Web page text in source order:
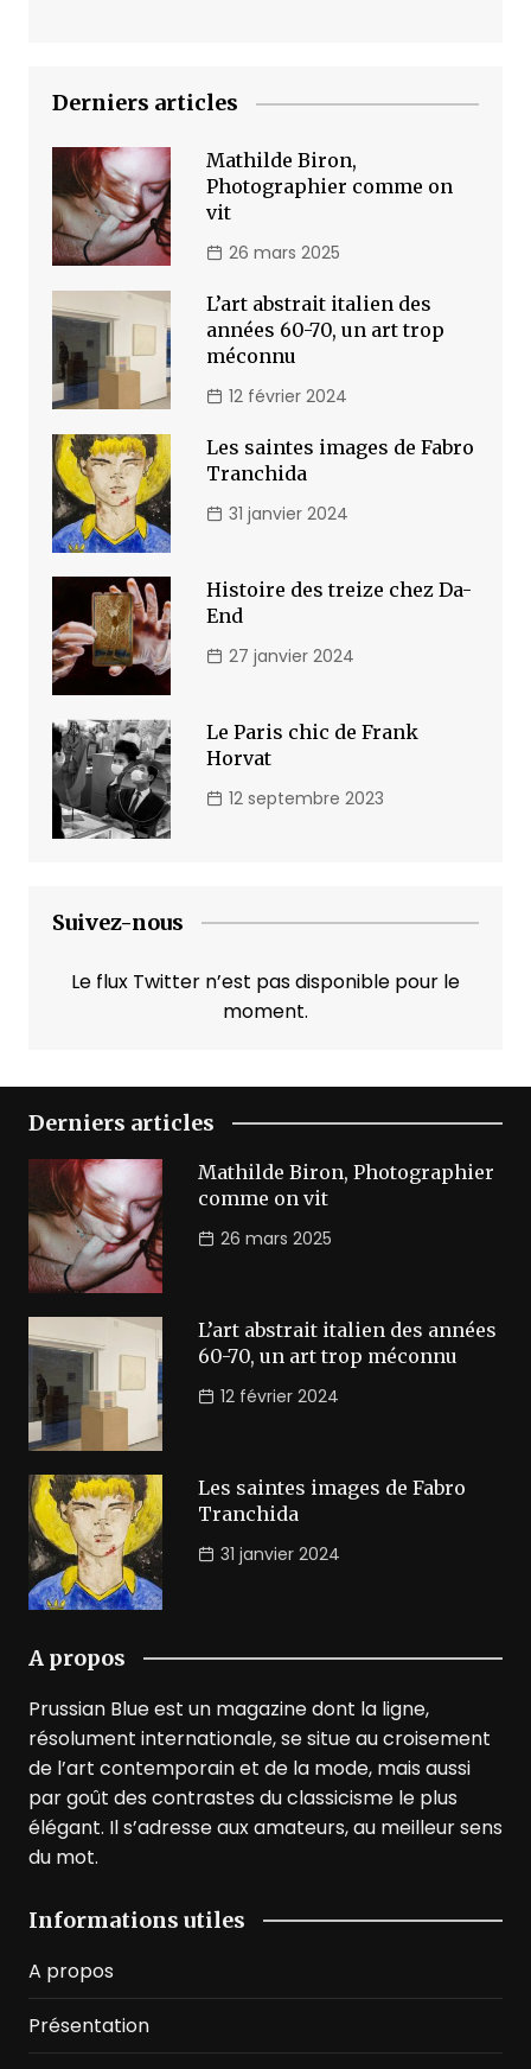
Derniers articles
Mathilde Biron,
Photographier comme on
vit
26 mars 2025
L’art abstrait italien des
années 60-70, un art trop
méconnu
12 février 2024
Les saintes images de Fabro
Tranchida
31 janvier 2024
Histoire des treize chez Da-
End
27 janvier 2024
Le Paris chic de Frank
Horvat
12 septembre 2023
Suivez-nous
Le flux Twitter n’est pas disponible pour le
moment.
Derniers articles
Mathilde Biron, Photographier
comme on vit
26 mars 2025
L’art abstrait italien des années
60-70, un art trop méconnu
12 février 2024
Les saintes images de Fabro
Tranchida
31 janvier 2024
A propos
Prussian Blue est un magazine dont la ligne,
résolument internationale, se situe au croisement
de l’art contemporain et de la mode, mais aussi
par goût des contrastes du classicisme le plus
élégant. Il s’adresse aux amateurs, au meilleur sens
du mot.
Informations utiles
A propos
Présentation